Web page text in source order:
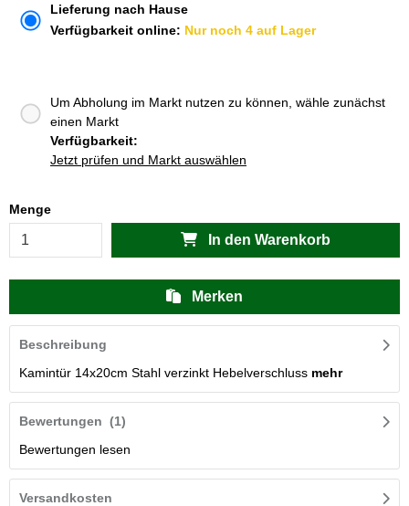
Lieferung nach Hause
Verfügbarkeit online: Nur noch 4 auf Lager
Um Abholung im Markt nutzen zu können, wähle zunächst
einen Markt
Verfügbarkeit:
Jetzt prüfen und Markt auswählen
Menge
In den Warenkorb
Merken
Beschreibung
Kamintür 14x20cm Stahl verzinkt Hebelverschluss mehr
Bewertungen (1)
Bewertungen lesen
Versandkosten